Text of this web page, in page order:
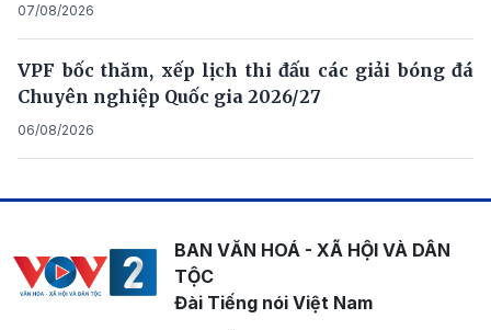
07/08/2026
VPF bốc thăm, xếp lịch thi đấu các giải bóng đá
Chuyên nghiệp Quốc gia 2026/27
06/08/2026
BAN VĂN HOÁ - XÃ HỘI VÀ DÂN
TỘC
Đài Tiếng nói Việt Nam